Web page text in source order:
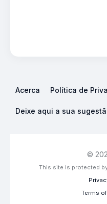
Acerca Política de
Deixe aqui a sua
©
This site is protected
Terms